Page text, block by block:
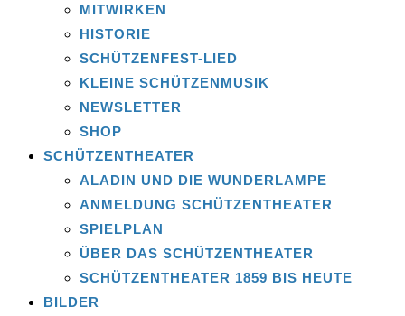
MITWIRKEN
HISTORIE
SCHÜTZENFEST-LIED
KLEINE SCHÜTZENMUSIK
NEWSLETTER
SHOP
SCHÜTZENTHEATER
ALADIN UND DIE WUNDERLAMPE
ANMELDUNG SCHÜTZENTHEATER
SPIELPLAN
ÜBER DAS SCHÜTZENTHEATER
SCHÜTZENTHEATER 1859 BIS HEUTE
BILDER